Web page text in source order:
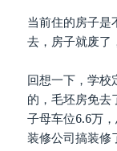
当前住的房子是
去，房子就废了
回想一下，学校
的，毛坯房免去
子母车位6.6万
装修公司搞装修